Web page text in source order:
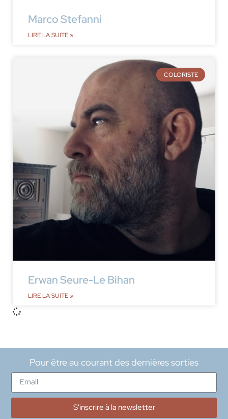
Marco Stefanni
LIRE LA SUITE »
COLORISTE
Erwan Seure-Le Bihan
LIRE LA SUITE »
Pour être au courant des dernières sorties
S'inscrire à la newsletter